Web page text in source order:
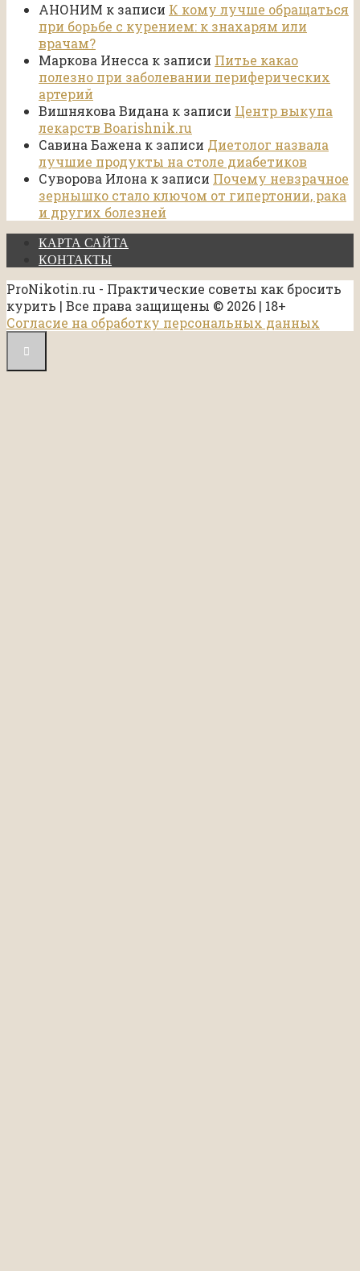
АНОНИМ к записи К кому лучше обращаться
при борьбе с курением: к знахарям или
врачам?
Маркова Инесса к записи Питье какао
полезно при заболевании периферических
артерий
Вишнякова Видана к записи Центр выкупа
лекарств Boarishnik.ru
Савина Бажена к записи Диетолог назвала
лучшие продукты на столе диабетиков
Суворова Илона к записи Почему невзрачное
зернышко стало ключом от гипертонии, рака
и других болезней
КАРТА САЙТА
КОНТАКТЫ
ProNikotin.ru - Практические советы как бросить
курить | Все права защищены © 2026 | 18+
Согласие на обработку персональных данных